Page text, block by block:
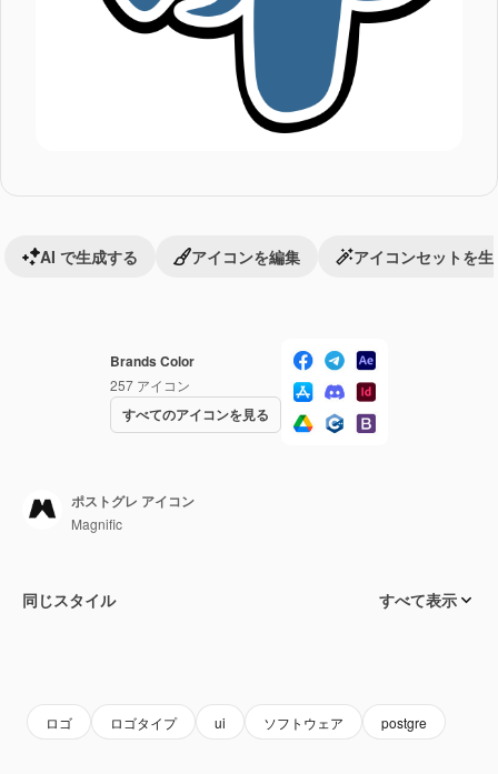
Brands Color
257 アイコン
すべてのアイコンを見る
AI で生成する アイコンを編集 アイコンセットを生
ポストグレ アイコン
Magnific
同じスタイル すべて表示
ロゴ ロゴタイプ ui ソフトウェア postgre